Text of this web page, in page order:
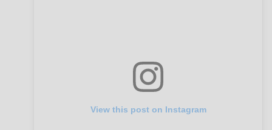
View this post on Instagram